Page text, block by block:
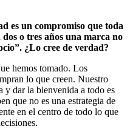
es un compromiso que toda
o tres años una marca no
¿Lo cree de verdad?
hemos tomado. Los
lo que creen. Nuestro
y dar la bienvenida a todo es
que no es una estrategia de
en el centro de todo lo que